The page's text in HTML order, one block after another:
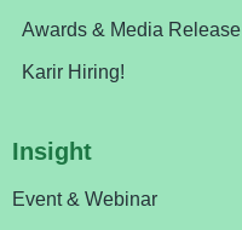
Awards & Media Release
Karir Hiring!
Insight
Event & Webinar